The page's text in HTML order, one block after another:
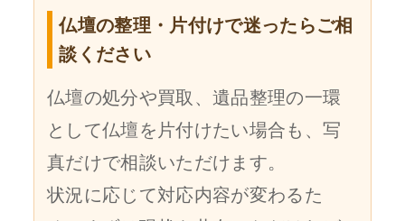
仏壇の整理・片付けで迷ったらご相
談ください
仏壇の処分や買取、遺品整理の一環
として仏壇を片付けたい場合も、写
真だけで相談いただけます。
状況に応じて対応内容が変わるた